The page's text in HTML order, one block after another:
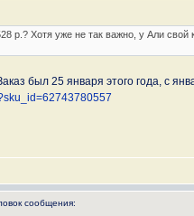
р.? Хотя уже не так важно, у Али
был 25 января этого года, с
сообщения: